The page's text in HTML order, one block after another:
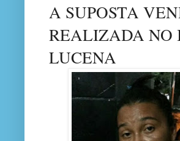
A SUPOSTA
REALIZADA NO
LUCENA